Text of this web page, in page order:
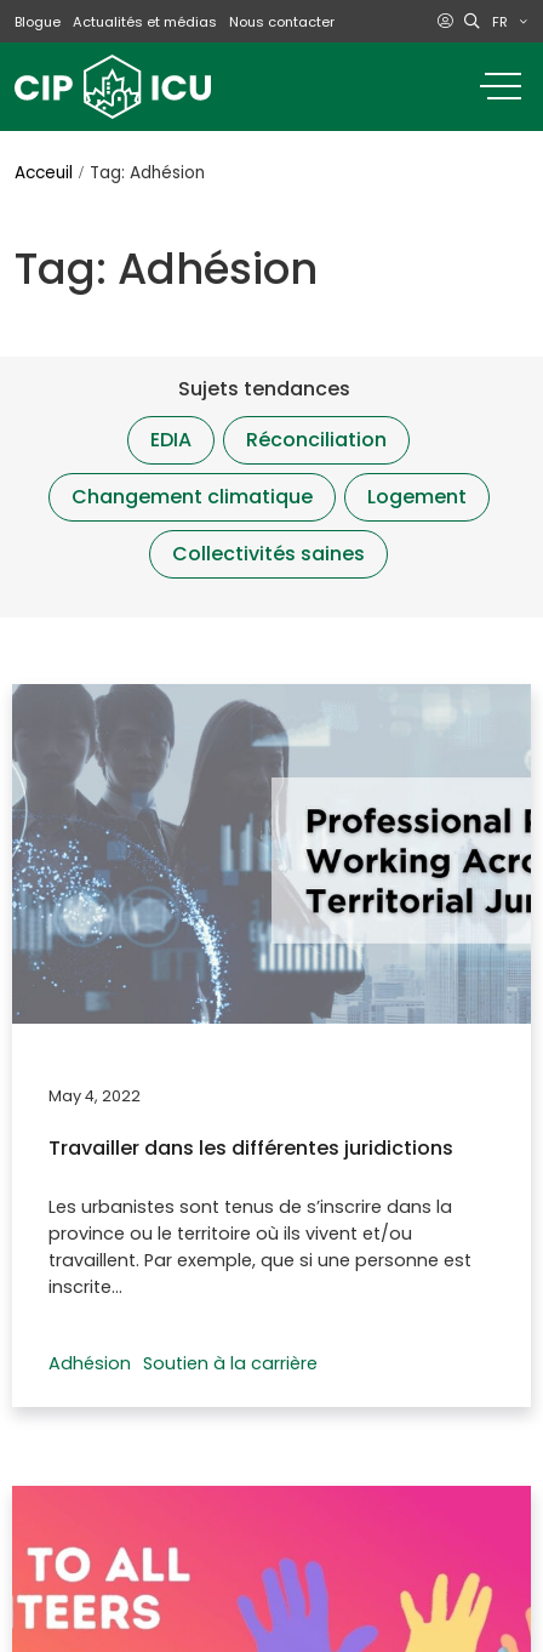
Blogue Actualités et médias Nous contacter FR
Acceuil Tag: Adhésion
Tag: Adhésion
Sujets tendances
EDIA
Réconciliation
Changement climatique Logement
Collectivités saines
May 4, 2022
Travailler dans les différentes juridictions
Les urbanistes sont tenus de s’inscrire dans la
province ou le territoire où ils vivent et/ou
travaillent. Par exemple, que si une personne est
inscrite…
Adhésion Soutien à la carrière